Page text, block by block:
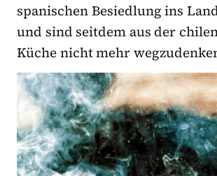
spanischen Besiedlung ins
und sind seitdem aus der
Küche nicht mehr